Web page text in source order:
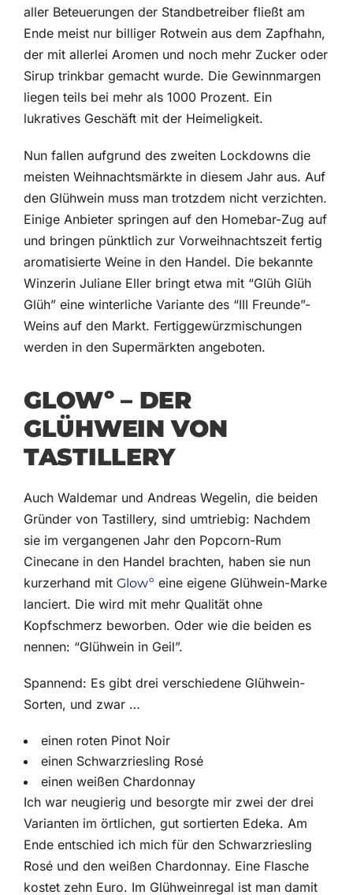
aller Beteuerungen der Standbetreiber fließt am
Ende meist nur billiger Rotwein aus dem Zapfhahn,
der mit allerlei Aromen und noch mehr Zucker oder
Sirup trinkbar gemacht wurde. Die Gewinnmargen
liegen teils bei mehr als 1000 Prozent. Ein
lukratives Geschäft mit der Heimeligkeit.
Nun fallen aufgrund des zweiten Lockdowns die
meisten Weihnachtsmärkte in diesem Jahr aus. Auf
den Glühwein muss man trotzdem nicht verzichten.
Einige Anbieter springen auf den Homebar-Zug auf
und bringen pünktlich zur Vorweihnachtszeit fertig
aromatisierte Weine in den Handel. Die bekannte
Winzerin Juliane Eller bringt etwa mit “Glüh Glüh
Glüh” eine winterliche Variante des “III Freunde”-
Weins auf den Markt. Fertiggewürzmischungen
werden in den Supermärkten angeboten.
GLOWº – DER
GLÜHWEIN VON
TASTILLERY
Auch Waldemar und Andreas Wegelin, die beiden
Gründer von Tastillery, sind umtriebig: Nachdem
sie im vergangenen Jahr den Popcorn-Rum
Cinecane in den Handel brachten, haben sie nun
kurzerhand mit Glowº eine eigene Glühwein-Marke
lanciert. Die wird mit mehr Qualität ohne
Kopfschmerz beworben. Oder wie die beiden es
nennen: “Glühwein in Geil”.
Spannend: Es gibt drei verschiedene Glühwein-
Sorten, und zwar …
einen roten Pinot Noir
einen Schwarzriesling Rosé
einen weißen Chardonnay
Ich war neugierig und besorgte mir zwei der drei
Varianten im örtlichen, gut sortierten Edeka. Am
Ende entschied ich mich für den Schwarzriesling
Rosé und den weißen Chardonnay. Eine Flasche
kostet zehn Euro. Im Glühweinregal ist man damit